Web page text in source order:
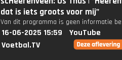
dat is iets groots voor mij"
Van dit programma is geen informatie
16-06-2025 15:59
YouTube
Voetbal.TV